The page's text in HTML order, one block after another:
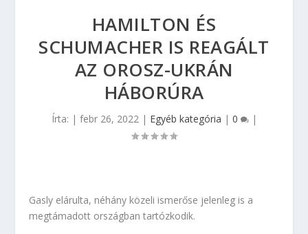
HAMILTON ÉS
SCHUMACHER IS REAGÁLT
AZ OROSZ-UKRÁN
HÁBORÚRA
Írta: | febr 26, 2022| Egyéb kategória | 0 |
Gasly elárulta, néhány közeli ismerőse jelenleg is a
megtámadott országban tartózkodik.